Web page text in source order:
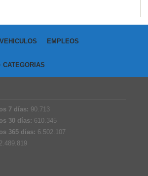
VEHICULOS EMPLEOS
CATEGORIAS
7 días: 90.713
30 días: 610.345
365 días: 6.502.107
2.489.819